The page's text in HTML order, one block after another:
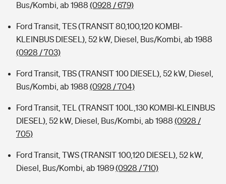
Bus/Kombi, ab 1988 (0928 / 679)
Ford Transit, TES (TRANSIT 80,100,120 KOMBI-
KLEINBUS DIESEL), 52 kW, Diesel, Bus/Kombi, ab 1988
(0928 / 703)
Ford Transit, TBS (TRANSIT 100 DIESEL), 52 kW, Diesel,
Bus/Kombi, ab 1988 (0928 / 704)
Ford Transit, TEL (TRANSIT 100L,130 KOMBI-KLEINBUS
DIESEL), 52 kW, Diesel, Bus/Kombi, ab 1988 (0928 /
705)
Ford Transit, TWS (TRANSIT 100,120 DIESEL), 52 kW,
Diesel, Bus/Kombi, ab 1989(0928 / 710)